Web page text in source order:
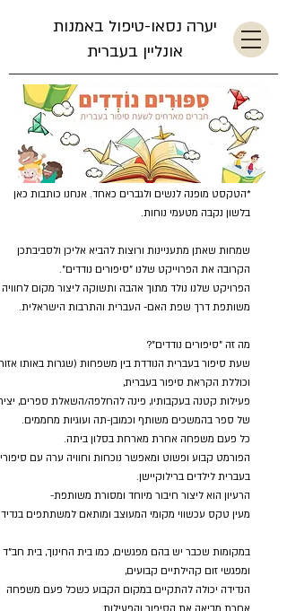
יערה נסאו-טיפול באמנות
אונליין בעברית
*הטקסט מופנה לנשים ולגברים כאחד. אנחנו כותבות כאן
בלשון נקבה מטעמי נוחות.
שמחות שאתן מתעניינות ורוצות להביא אליכן ולסביבתכן
הקרובה את הפרוייקט שלנו "סיפורים נודדים".
הפרויקט שלנו נולד מתוך אהבה ותשוקה ליצור מקום לחוויה
משותפת דרך שפת האם- העברית והתרבות הישראלית.
מה זה "סיפורים נודדים"?
שעת סיפור בעברית הנודדת בין משפחות (שגרות באותו
וכוללת הקראת סיפור בעברית,
פעילות קטנה בעקבותיו, פינה להחלפה/השאלת ספרים,
של ספר בהמשכים משותף וכמובן-תה ועוגיות מחממים.
כל פעם משפחה אחרת מארחת בסלון ביתה.
הפורמט קבוע ופשוט ומאפשר נוכחות וחוויה ערה עם
בעברית לילדים ברילוקיישן.
הרעיון הוא ליצור חיבור מיוחד ומסורת משותפת-
מעין טקס עכשווי מקומי המעוצב ומותאם למשתתפים
במקומות שכבר יש בהם מפגשים, כמו בית החינוך, בית חב"ד
ומפגשי זום קהילתיים קבועים,
הנדידה יכולה להתקיים במקום הקבוע כשכל פעם משפחה